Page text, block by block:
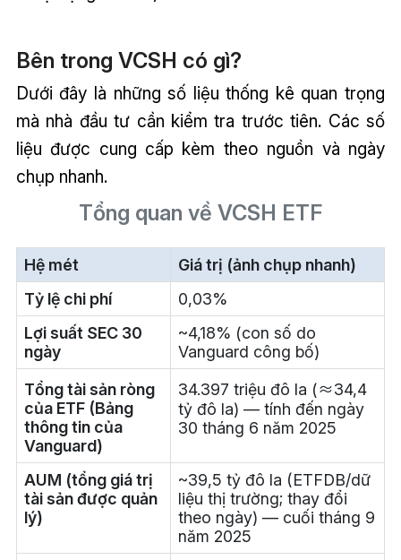
Bên trong VCSH có gì?
Dưới đây là những số liệu thống kê quan trọng
mà nhà đầu tư cần kiểm tra trước tiên. Các số
liệu được cung cấp kèm theo nguồn và ngày
chụp nhanh.
Tổng quan về VCSH ETF
Hệ mét
Giá trị (ảnh chụp nhanh)
Tỷ lệ chi phí
0,03%
Lợi suất SEC 30
ngày
~4,18% (con số do
Vanguard công bố)
Tổng tài sản ròng
của ETF (Bảng
thông tin của
Vanguard)
34.397 triệu đô la (≈34,4
tỷ đô la) — tính đến ngày
30 tháng 6 năm 2025
AUM (tổng giá trị
tài sản được quản
lý)
~39,5 tỷ đô la (ETFDB/dữ
liệu thị trường; thay đổi
theo ngày) — cuối tháng 9
năm 2025